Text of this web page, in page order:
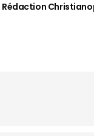
Rédaction